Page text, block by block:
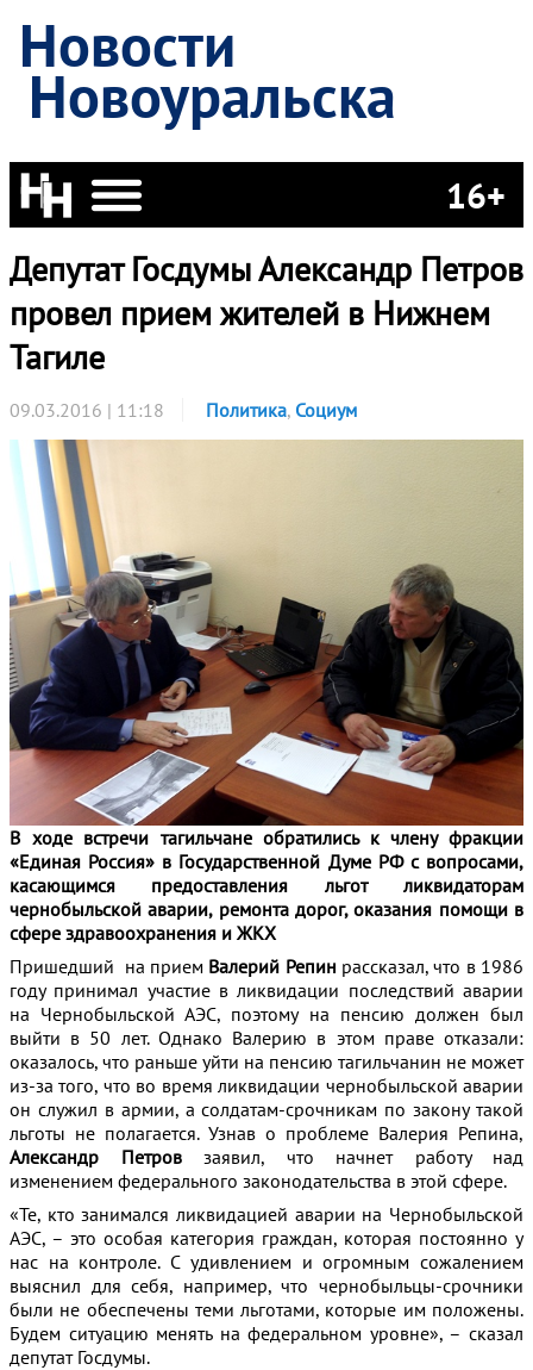
Новости
Новоуральска
16+
Депутат Госдумы Александр Петров
провел прием жителей в Нижнем
Тагиле
09.03.2016 | 11:18 Политика, Социум
В ходе встречи тагильчане обратились к члену фракции
«Единая Россия» в Государственной Думе РФ с вопросами,
касающимся предоставления льгот ликвидаторам
чернобыльской аварии, ремонта дорог, оказания помощи в
сфере здравоохранения и ЖКХ
Пришедший на прием Валерий Репин рассказал, что в 1986
году принимал участие в ликвидации последствий аварии
на Чернобыльской АЭС, поэтому на пенсию должен был
выйти в 50 лет. Однако Валерию в этом праве отказали:
оказалось, что раньше уйти на пенсию тагильчанин не может
из-за того, что во время ликвидации чернобыльской аварии
он служил в армии, а солдатам-срочникам по закону такой
льготы не полагается. Узнав о проблеме Валерия Репина,
Александр Петровзаявил, что начнет работу над
изменением федерального законодательства в этой сфере.
«Те, кто занимался ликвидацией аварии на Чернобыльской
АЭС, – это особая категория граждан, которая постоянно у
нас на контроле. С удивлением и огромным сожалением
выяснил для себя, например, что чернобыльцы-срочники
были не обеспечены теми льготами, которые им положены.
Будем ситуацию менять на федеральном уровне», – сказал
депутат Госдумы.